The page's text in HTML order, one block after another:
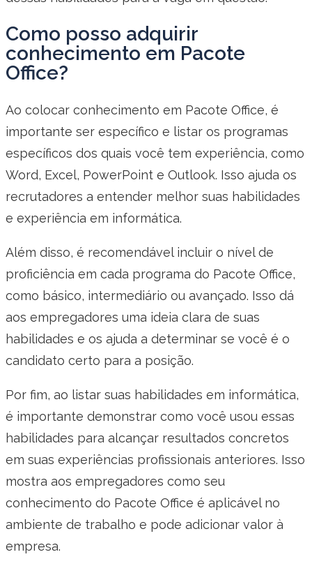
Como posso adquirir
conhecimento em Pacote
Office?
Ao colocar conhecimento em Pacote Office, é
importante ser específico e listar os programas
específicos dos quais você tem experiência, como
Word, Excel, PowerPoint e Outlook. Isso ajuda os
recrutadores a entender melhor suas habilidades
e experiência em informática.
Além disso, é recomendável incluir o nível de
proficiência em cada programa do Pacote Office,
como básico, intermediário ou avançado. Isso dá
aos empregadores uma ideia clara de suas
habilidades e os ajuda a determinar se você é o
candidato certo para a posição.
Por fim, ao listar suas habilidades em informática,
é importante demonstrar como você usou essas
habilidades para alcançar resultados concretos
em suas experiências profissionais anteriores. Isso
mostra aos empregadores como seu
conhecimento do Pacote Office é aplicável no
ambiente de trabalho e pode adicionar valor à
empresa.